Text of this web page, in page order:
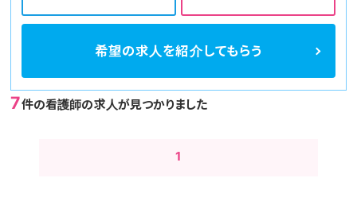
希望の求人を紹介してもらう
7件の看護師の求人が見つかりました
1